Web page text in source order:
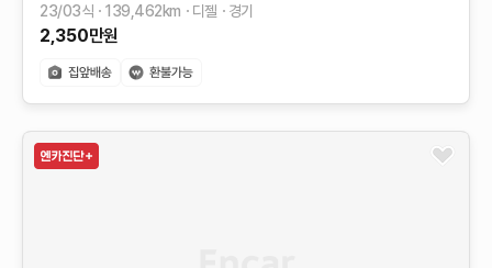
23/03식 139,462km 디젤 경기
2,350만원